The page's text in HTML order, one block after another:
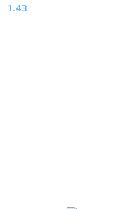
Cena:
1.43